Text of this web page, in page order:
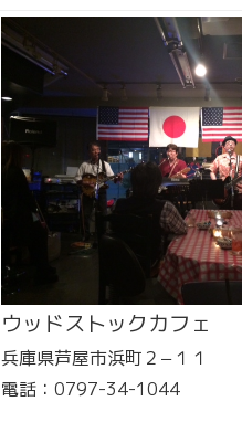
ウッドストックカフェ
兵庫県芦屋市浜町２−１１
電話：0797-34-1044